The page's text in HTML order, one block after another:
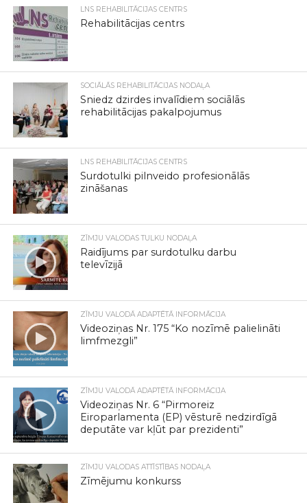
LNS REHABILITĀCIJAS CENTRS
Rehabilitācijas centrs
SOCIĀLĀS REHABILITĀCIJAS NODAĻA
Sniedz dzirdes invalīdiem sociālās
rehabilitācijas pakalpojumus
LNS REHABILITĀCIJAS CENTRS
Surdotulki pilnveido profesionālās
zināšanas
ZĪMJU VALODAS TULKU NODAĻA
Raidījums par surdotulku darbu
televīzijā
ZĪMJU VALODĀ ADAPTĒTĀ INFORMĀCIJA
Videoziņas Nr. 175 “Ko nozīmē palielināti
limfmezgli”
ZĪMJU VALODĀ ADAPTĒTĀ INFORMĀCIJA
Videoziņas Nr. 6 “Pirmoreiz
Eiroparlamenta (EP) vēsturē nedzirdīgā
deputāte var kļūt par prezidenti”
ZĪMJU VALODAS ATTĪSTĪBAS NODAĻA
Zīmējumu konkurss